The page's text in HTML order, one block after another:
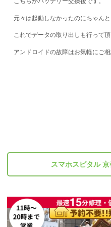
元々は起動しなかったのにちゃん
これでデータの取り出しも行って
アンドロイドの故障はお気軽にご相
スマホスピタル